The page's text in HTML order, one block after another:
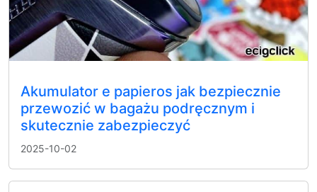
Akumulator e papieros jak bezpiecznie
przewozić w bagażu podręcznym i
skutecznie zabezpieczyć
2025-10-02